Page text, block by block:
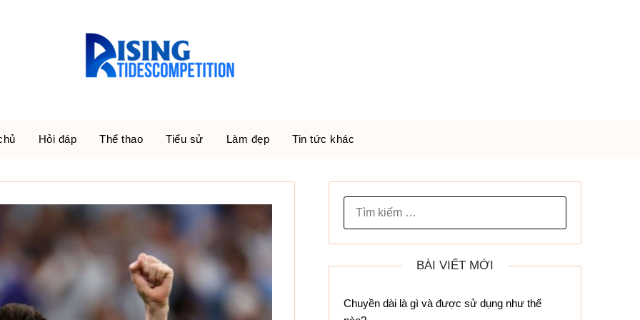
Hỏi đáp Thể thao Tiểu sử Làm đẹp Tin tức khác
BÀI VIẾT MỚI
Chuyền dài là gì và được sử dụng như thế